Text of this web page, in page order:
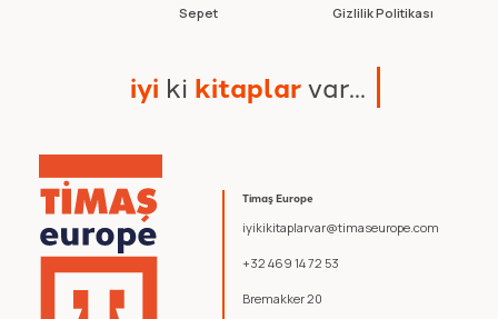
Timaş Europe
iyikikitaplarvar@timaseurope.com
+32 469 14 72 53
Bremakker 20
Sepet
Gizlilik Politikası
iyi ki kitaplarvar...